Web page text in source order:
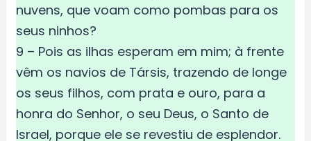
nuvens, que voam como pombas para os
seus ninhos?
9 – Pois as ilhas esperam em mim; à frente
vêm os navios de Társis, trazendo de longe
os seus filhos, com prata e ouro, para a
honra do Senhor, o seu Deus, o Santo de
Israel, porque ele se revestiu de esplendor.